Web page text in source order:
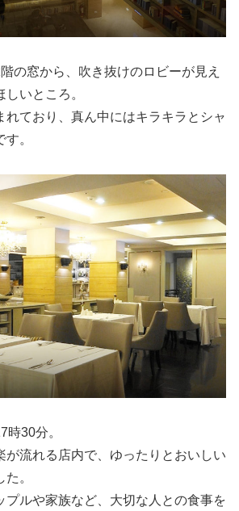
の窓から、吹き抜けのロビーが見え
いところ。
れており、真ん中にはキラキラとシャ
。
時30分。
が流れる店内で、ゆったりとおいしい
。
プルや家族など、大切な人との食事を